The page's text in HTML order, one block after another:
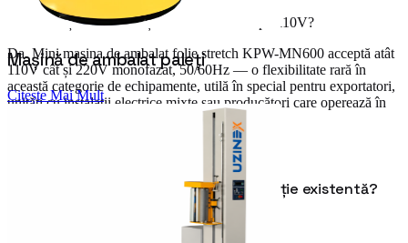
Poate funcționa mini mașina KPW-MN600 pe 110V?
Da. Mini mașina de ambalat folie stretch KPW-MN600 acceptă atât
110V cât și 220V monofazat, 50/60Hz — o flexibilitate rară în
această categorie de echipamente, utilă în special pentru exportatori,
unități cu instalații electrice mixte sau producători care operează în
Se poate integra în linia mea de producție existentă?
Mașină de ambalat paleți
Citește Mai Mult